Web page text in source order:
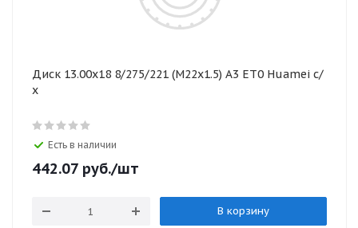
Диск 13.00х18 8/275/221 (M22x1.5) А3 ЕТ0 Huamei с/
х
Есть в наличии
442.07 руб./шт
В корзину